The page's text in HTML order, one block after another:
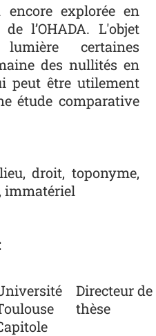
explorée en
l’OHADA. L'objet
certaines
des nullités en
peut être utilement
étude comparative
droit, toponyme,
immatériel
Directeur de
thèse